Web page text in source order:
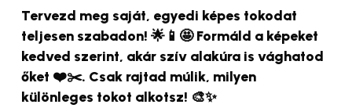
Tervezd meg saját, egyedi képes tokodat
teljesen szabadon! 🌟📱🤩 Formáld a képeket
kedved szerint, akár szív alakúra is vághatod
őket ❤️✂️. Csak rajtad múlik, milyen
különleges tokot alkotsz! 🎨✨